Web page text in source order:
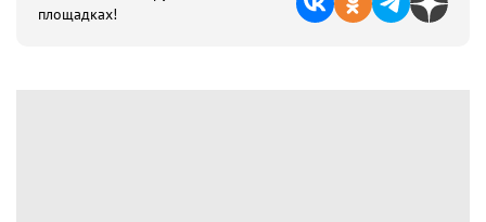
площадках!